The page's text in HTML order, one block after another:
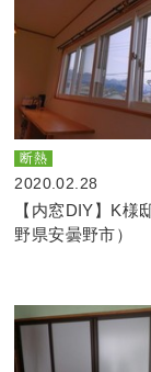
断熱
2020.02.28
【内窓DIY】K様
野県安曇野市）